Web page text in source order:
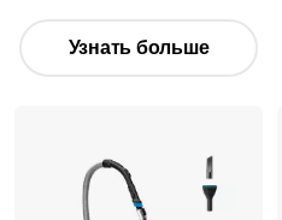
Узнать больше